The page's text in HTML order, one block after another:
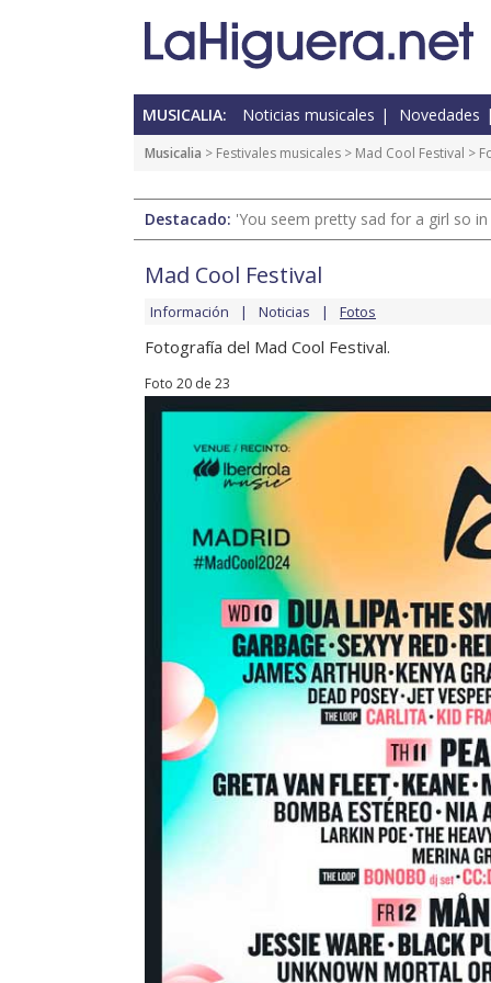
MUSICALIA: Noticias musicales Novedades
Musicalia > Festivales musicales > Mad Cool Festival >
Destacado: 'You seem pretty sad for a girl so
Mad Cool Festival
Información Noticias Fotos
Fotografía del Mad Cool Festival.
Foto 20 de 23